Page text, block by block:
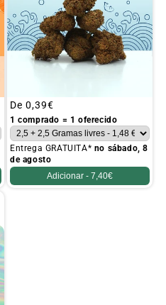
Preço
habitual
De 0,39€
1 comprado = 1 oferecido
Entrega GRATUITA* no sábado, 8
de agosto
Adicionar - 7,40€